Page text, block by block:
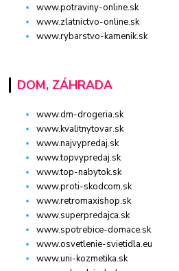
www.potraviny-online.sk
www.zlatnictvo-online.sk
www.rybarstvo-kamenik.sk
DOM, ZÁHRADA
www.dm-drogeria.sk
www.kvalitnytovar.sk
www.najvypredaj.sk
www.topvypredaj.sk
www.top-nabytok.sk
www.proti-skodcom.sk
www.retromaxishop.sk
www.superpredajca.sk
www.spotrebice-domace.sk
www.osvetlenie-svietidla.eu
www.uni-kozmetika.sk